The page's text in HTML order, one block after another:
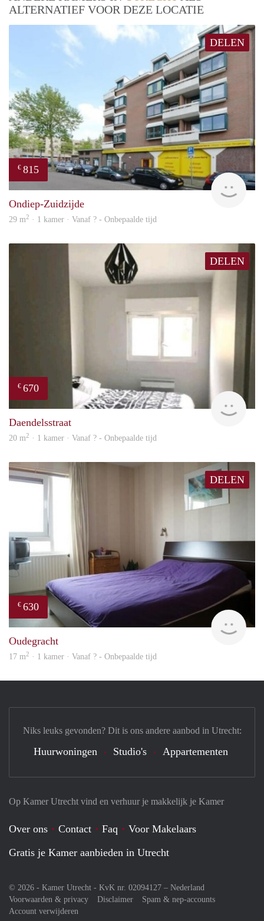
ALTERNATIEF VOOR DEZE LOCATIE
DELEN
€ 815
Ondiep-Zuidzijde
29 m2 · 1 kamer · Vanaf ? - Onbepaalde tijd
DELEN
€ 670
Daendelsstraat
20 m2 · 1 kamer · Vanaf ? - Onbepaalde tijd
DELEN
€ 630
Oudegracht
17 m2 · 1 kamer · Vanaf ? - Onbepaalde tijd
Op Kamer Utrecht vind en verhuur je makkelijk je Kamer
Over ons Contact Faq
Voor Makelaars
Gratis je Kamer aanbieden in Utrecht
© 2026 - Kamer Utrecht - KvK nr. 02094127 – Nederland
Voorwaarden & privacy
Disclaimer
Spam & nep-accounts
Account verwijderen
Niks leuks gevonden? Dit is ons andere aanbod in Utrecht:
Huurwoningen Studio's Appartementen